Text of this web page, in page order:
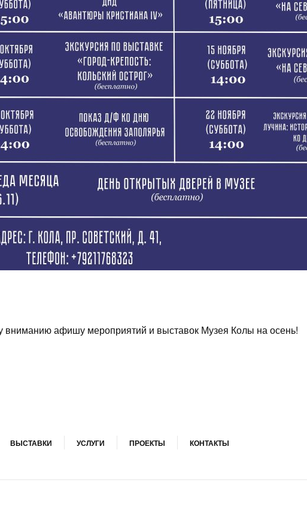
афишу мероприятий и выставок Музея Колы на осень!
ВЫСТАВКИ УСЛУГИ ПРОЕКТЫ КОНТАКТЫ